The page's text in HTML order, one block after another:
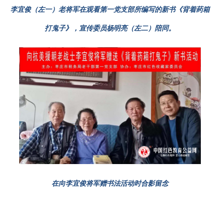
李宜俊（左一）老将军在观看第一党支部所编写的新书《背着药箱
打鬼子》，宣传委员杨明亮（左二）陪同。
在向李宜俊将军赠书法活动时合影留念